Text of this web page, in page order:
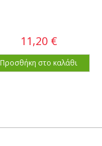
11,20 €
Προσθήκη στο καλάθι